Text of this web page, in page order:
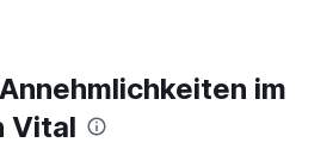
im
Vital